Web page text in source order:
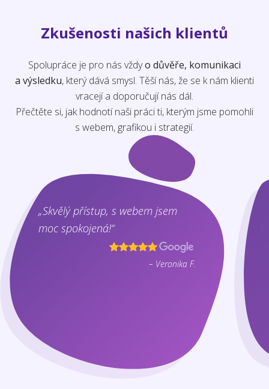
Zkušenosti našich klientů
Spolupráce je pro nás vždyo důvěře, komunikaci
a výsledku, který dává smysl. Těší nás, že se k nám klienti
vracejí a doporučují nás dál.
Přečtěte si, jak hodnotí naši práci ti, kterým jsme pomohli
s webem, grafikou i strategií.
„Skvělý přístup, s webem jsem
moc spokojená!“
– Veronika F.